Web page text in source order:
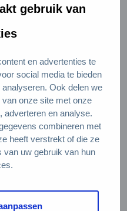
gebruik van
en advertenties te
social media te bieden
Ook delen we
onze site met onze
adverteren en analyse.
combineren met
heeft verstrekt of die ze
van uw gebruik van hun